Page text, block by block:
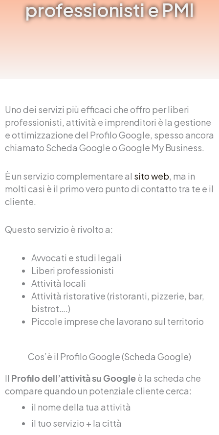
professionisti e PMI
Uno dei servizi più efficaci che offro per liberi
professionisti, attività e imprenditori è la gestione
e ottimizzazione del Profilo Google, spesso ancora
chiamato Scheda Google o Google My Business.
È un servizio complementare al sito web , ma in
molti casi è il primo vero punto di contatto tra te e il
cliente.
Questo servizio è rivolto a:
Avvocati e studi legali
Liberi professionisti
Attività locali
Attività ristorative (ristoranti, pizzerie, bar,
bistrot….)
Piccole imprese che lavorano sul territorio
Cos’è il Profilo Google (Scheda Google)
Il Profilo dell’attività su Googleè la scheda che
compare quando un potenziale cliente cerca:
il nome della tua attività
il tuo servizio + la città